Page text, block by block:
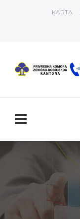
KARTA